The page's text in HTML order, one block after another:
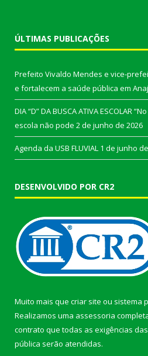
ÚLTIMAS PUBLICAÇÕES
Prefeito Vivaldo Mendes e vice-
e fortalecem a saúde pública em
DIA “D” DA BUSCA ATIVA ESCOLAR
escola não pode 2 de junho de 2026
Agenda da USB FLUVIAL 1 de junho
DESENVOLVIDO POR CR2
Muito mais que criar site ou sistema
Realizamos uma assessoria
contrato que todas as exigências das
pública serão atendidas.